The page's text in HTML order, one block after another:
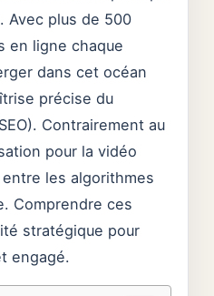
Avec plus de 500
en ligne chaque
dans cet océan
précise du
Contrairement au
pour la vidéo
les algorithmes
Comprendre ces
stratégique pour
engagé.